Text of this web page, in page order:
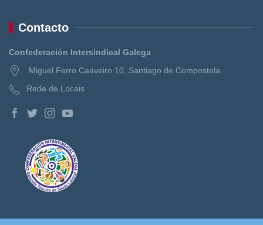
Contacto
Confederación Intersindical Galega
Miguel Ferro Caaveiro 10, Santiago de Compostela
Rede de Locais